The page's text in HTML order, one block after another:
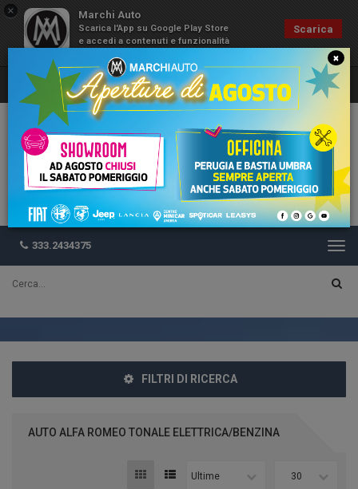
× Marchi Auto
Scarica l'App su Google Play Store
e accedi a contenuti e funzionalità
Scarica
333.2434375
FILTRI DI RICERCA
AUTO ALFA ROMEO TONALE ELETTRICA/BENZINA
Ultime 30
×